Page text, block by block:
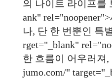
의 나이트 라이프를
ank"
나, 단 한 번뿐인 특
rget="_blank"
한 흐름이 어우러져
jumo.com/"